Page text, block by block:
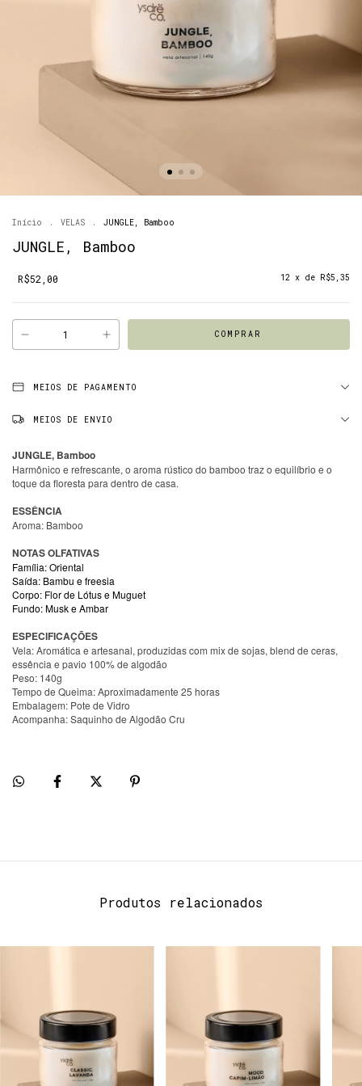
Início . VELAS . JUNGLE, Bamboo
JUNGLE, Bamboo
R$52,00 12 x de R$5,35
MEIOS DE PAGAMENTO
MEIOS DE ENVIO
JUNGLE, Bamboo
Harmônico e refrescante, o aroma rústico do bamboo traz o equilíbrio e o
toque da floresta para dentro de casa.
ESSÊNCIA
Aroma: Bamboo
NOTAS OLFATIVAS
Família: Oriental
Saída: Bambu e freesia
Corpo: Flor de Lótus e Muguet
Fundo: Musk e Ambar
ESPECIFICAÇÕES
Vela: Aromática e artesanal, produzidas com mix de sojas, blend de ceras,
essência e pavio 100% de algodão
Peso: 140g
Tempo de Queima: Aproximadamente 25 horas
Embalagem: Pote de Vidro
Acompanha: Saquinho de Algodão Cru
Produtos relacionados